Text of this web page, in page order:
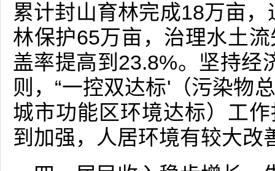
累计封山育林完成18万亩
林保护65万亩，治理水土
盖率提高到23.8%。坚持经
则，“一控双达标'（污染物
城市功能区环境达标）工
到加强，人居环境有较大改